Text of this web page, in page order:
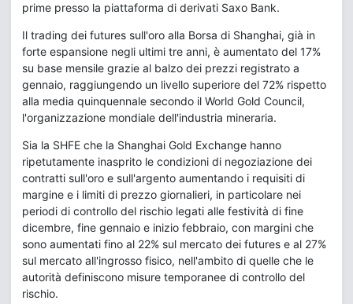
prime presso la piattaforma di derivati Saxo Bank.
Il trading dei futures sull'oro alla Borsa di Shanghai, già in
forte espansione negli ultimi tre anni, è aumentato del 17%
su base mensile grazie al balzo dei prezzi registrato a
gennaio, raggiungendo un livello superiore del 72% rispetto
alla media quinquennale secondo il World Gold Council,
l'organizzazione mondiale dell'industria mineraria.
Sia la SHFE che la Shanghai Gold Exchange hanno
ripetutamente inasprito le condizioni di negoziazione dei
contratti sull'oro e sull'argento aumentando i requisiti di
margine e i limiti di prezzo giornalieri, in particolare nei
periodi di controllo del rischio legati alle festività di fine
dicembre, fine gennaio e inizio febbraio, con margini che
sono aumentati fino al 22% sul mercato dei futures e al 27%
sul mercato all'ingrosso fisico, nell'ambito di quelle che le
autorità definiscono misure temporanee di controllo del
rischio.